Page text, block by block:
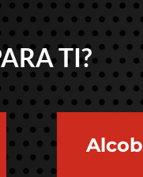
TI?